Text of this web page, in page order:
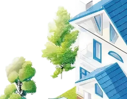
и помощь
ответы